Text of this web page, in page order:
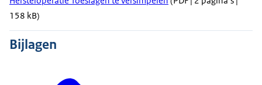
158 kB)
Bijlagen